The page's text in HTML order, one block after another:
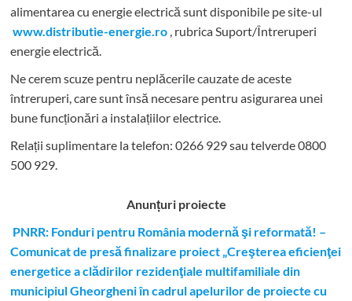
alimentarea cu energie electrică sunt disponibile pe site-ul
www.distributie-energie.ro , rubrica Suport/Întreruperi
energie electrică.
Ne cerem scuze pentru neplăcerile cauzate de aceste
întreruperi, care sunt însă necesare pentru asigurarea unei
bune funcționări a instalațiilor electrice.
Relații suplimentare la telefon: 0266 929 sau telverde 0800
500 929.
Anunțuri proiecte
PNRR: Fonduri pentru România modernă şi reformată! –
Comunicat de presă finalizare proiect „Creşterea eficienţei
energetice a clădirilor rezidenţiale multifamiliale din
municipiul Gheorgheni în cadrul apelurilor de proiecte cu